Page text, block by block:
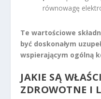
równowagę
Te wartościowe
być doskonałym
wspierającym ogólną
JAKIE SĄ
ZDROWOTNE I